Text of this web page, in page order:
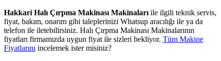
Hakkari Halı Çırpma Makinası Makinalarıile ilgili teknik servis,
fiyat, bakım, onarım gibi taleplerinizi Whatsup aracılığı ile ya da
telefon ile iletebilirsiniz. Halı Çırpma Makinası Makinalarının
fiyatları firmamızda uygun fiyat ile sizleri bekliyor. Tüm Makine
Fiyatlarını incelemek ister misiniz?